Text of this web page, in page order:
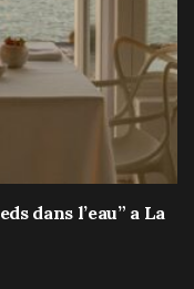
dans l’eau” a La